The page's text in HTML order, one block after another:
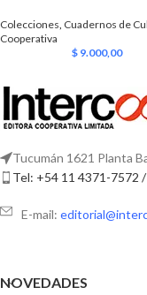
Colecciones Cuadernos de
Cooperativa
$ 9.000,00
Tucumán 1621 Planta
Tel: +54 11 4371-7572
E-mail:
NOVEDADES